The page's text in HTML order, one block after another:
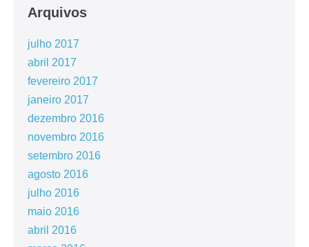
Arquivos
julho 2017
abril 2017
fevereiro 2017
janeiro 2017
dezembro 2016
novembro 2016
setembro 2016
agosto 2016
julho 2016
maio 2016
abril 2016